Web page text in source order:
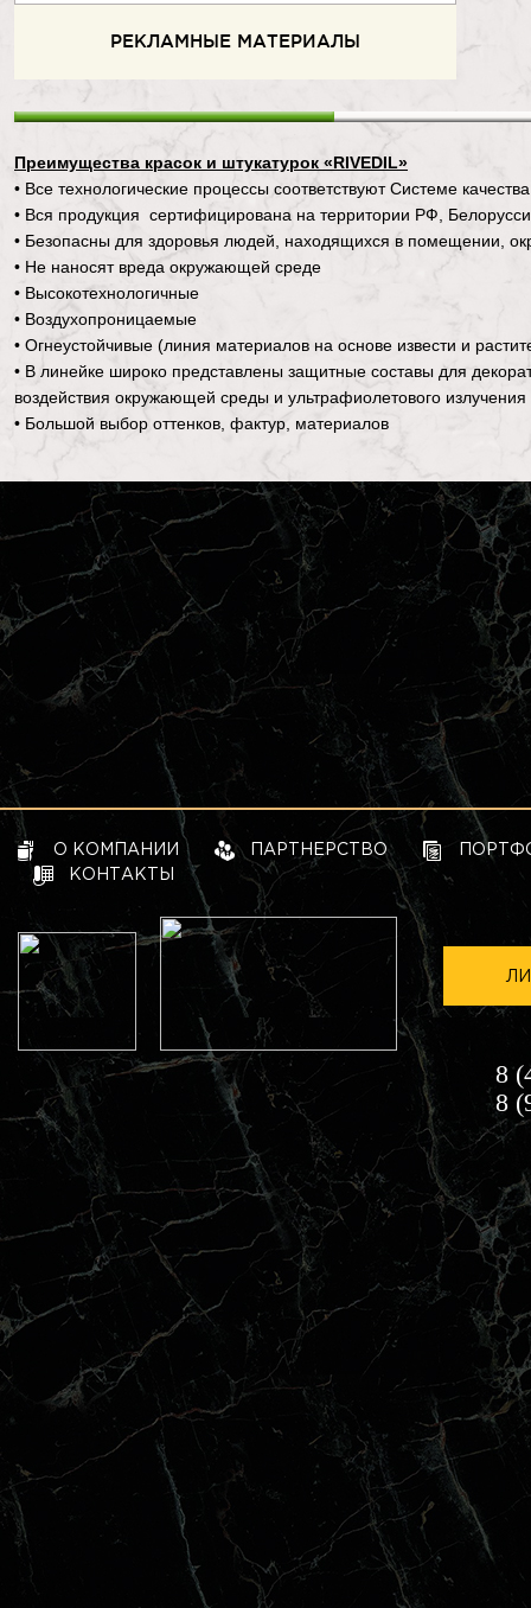
РЕКЛАМНЫЕ МАТЕРИАЛЫ
Преимущества красок и штукатурок «RIVEDIL»
• Все технологические процессы соответствуют Системе
• Вся продукция сертифицирована на территории РФ,
• Безопасны для здоровья людей, находящихся в помещении,
• Не наносят вреда окружающей среде
• Высокотехнологичные
• Воздухопроницаемые
• Огнеустойчивые (линия материалов на основе извести и
• В линейке широко представлены защитные составы для
воздействия окружающей среды и ультрафиолетового излучения
• Большой выбор оттенков, фактур, материалов
О КОМПАНИИ ПАРТНЕРСТВО
КОНТАКТЫ
8
8